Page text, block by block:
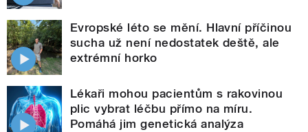
Evropské léto se mění. Hlavní příčinou
sucha už není nedostatek deště, ale
extrémní horko
Lékaři mohou pacientům s rakovinou
plic vybrat léčbu přímo na míru.
Pomáhá jim genetická analýza